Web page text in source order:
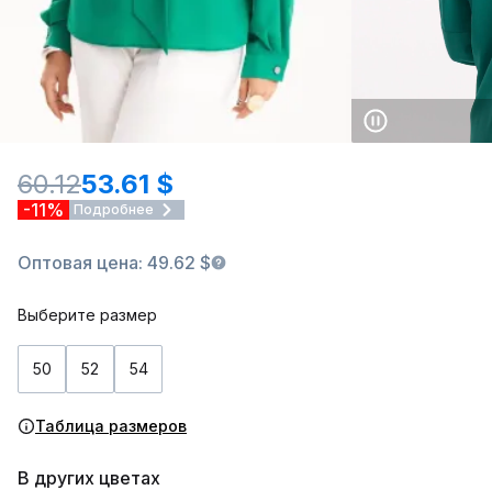
60.1253.61 $
-11% Подробнее
Оптовая цена: 49.62 $
Выберите размер
50 52 54
Таблица размеров
В других цветах